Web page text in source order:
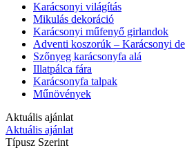
Karácsonyi világítás
Mikulás dekoráció
Karácsonyi műfenyő girlandok
Adventi koszorúk – Karácsonyi
Szőnyeg karácsonyfa alá
Illatpálca fára
Karácsonyfa talpak
Műnövények
Aktuális ajánlat
Aktuális ajánlat
Típusz Szerint